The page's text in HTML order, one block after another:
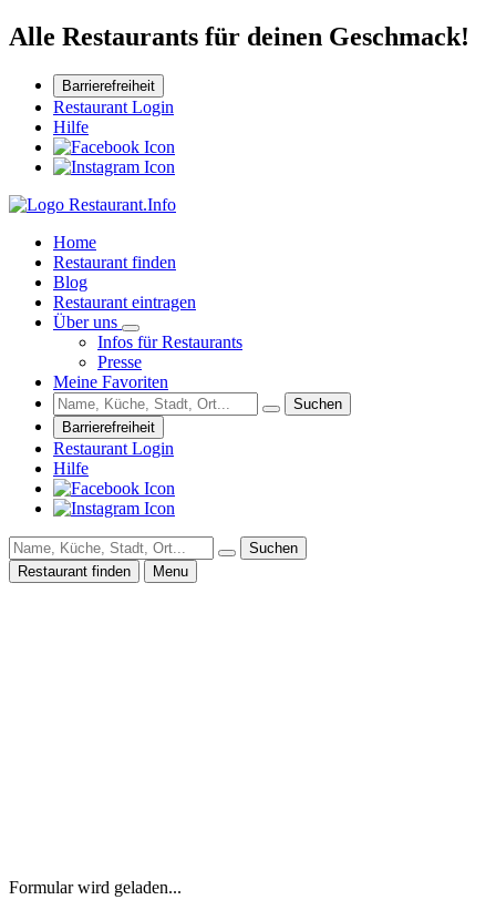
Alle Restaurants für deinen Geschmack!
Barrierefreiheit
Restaurant Login
Hilfe
Home
Restaurant finden
Blog
Restaurant eintragen
Über uns
Infos für Restaurants
Presse
Meine Favoriten
Suchen
Barrierefreiheit
Restaurant Login
Hilfe
Suchen
Restaurant finden
Menu
Formular wird geladen...